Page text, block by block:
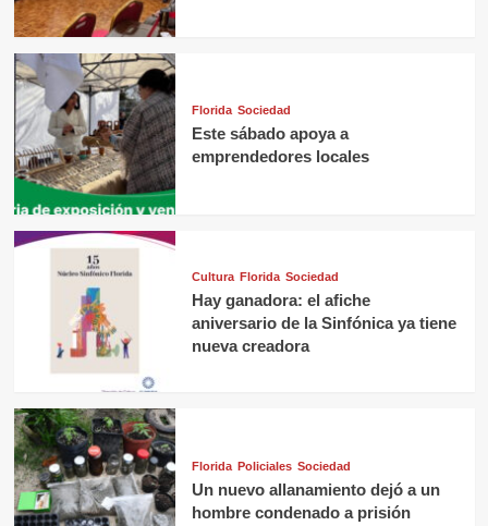
Florida Sociedad
Este sábado apoya a
emprendedores locales
Cultura Florida Sociedad
Hay ganadora: el afiche
aniversario de la Sinfónica ya tiene
nueva creadora
Florida Policiales Sociedad
Un nuevo allanamiento dejó a un
hombre condenado a prisión